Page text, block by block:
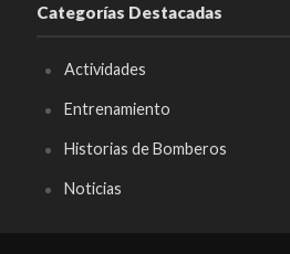
Categorías Destacadas
Actividades
Entrenamiento
Historias de Bomberos
Noticias